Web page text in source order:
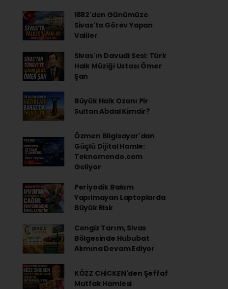
1882'den Günümüze
Sivas'ta Görev Yapan
Valiler
Sivas'ın Davudi Sesi: Türk
Halk Müziği Ustası Ömer
Şan
Büyük Halk Ozanı Pir
Sultan Abdal Kimdir?
Özmen Bilgisayar'dan
Güçlü Dijital Hamle:
Teknomendo.com
Geliyor
Periyodik Bakım
Yapılmayan Laptoplarda
Büyük Risk
Cengiz Tarım, Sivas
Bölgesinde Hububat
Alımına Devam Ediyor
KÖZZ CHİCKEN'den Şeffaf
Mutfak Hamlesi